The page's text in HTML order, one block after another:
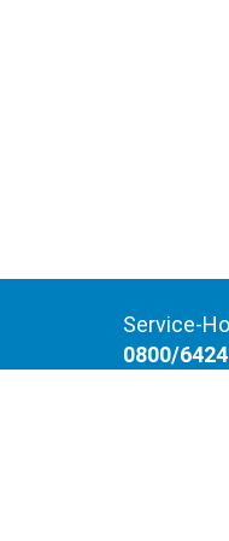
Service-
0800/